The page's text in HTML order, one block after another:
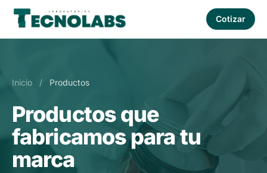
Cotizar
Inicio / Productos
Productos que
fabricamos para tu
marca